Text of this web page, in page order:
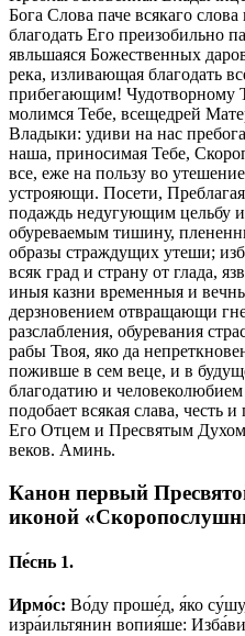
Бога Слова паче всякаго
благодать Его преизобильно
явльшаяся Божественных
река, изливающая благодать
прибегающим! Чудотворному
молимся Тебе, всещедрей
Владыки: удиви на нас
наша, приносимая Тебе,
все, еже на пользу во
устрояющи. Посети,
подаждь недугующим цельбу
обуреваемым тишину,
образы страждущих утеши;
всяк град и страну от глада,
иныя казни временныя и
дерзновением отвращающи
разслабления, обуревания
рабы Твоя, яко да
поживше в сем веце, и в
благодатию и
подобает всякая слава, честь
Его Отцем и Пресвятым
веков. Аминь.
Канон первый
иконой
Пе́снь 1.
Ирмо́с: Во́ду проше́д, я́ко
изра́ильтянин вопия́ше: